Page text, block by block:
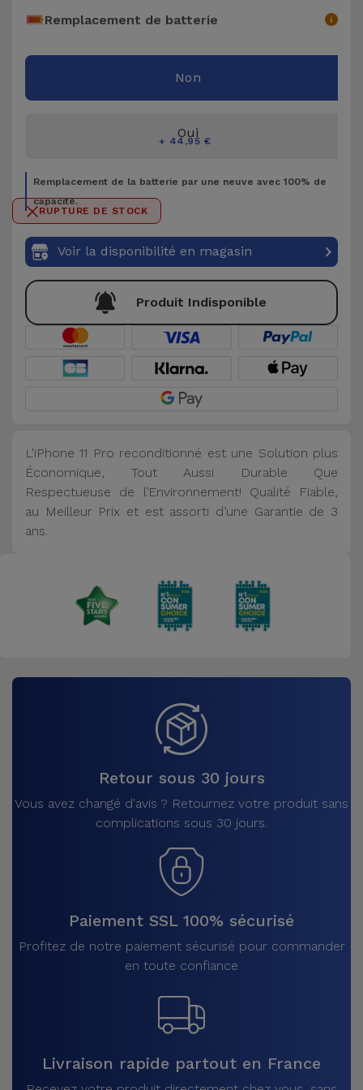
Accessoires
Mobilité,
Vélo
Accessoires
iPad et
Tablette
Kids
Remplacement de batterie
Non
Oui
+ 44,95 €
Remplacement de la batterie par une neuve avec 100% de
capacité.
RUPTURE DE STOCK
Voir la disponibilité en magasin
Produit Indisponible
L'iPhone 11 Pro reconditionné est une Solution plus
Économique, Tout Aussi Durable Que
Respectueuse de l’Environnement! Qualité Fiable,
au Meilleur Prix et est assorti d’une Garantie de 3
ans.
Retour sous 30 jours
Vous avez changé d'avis ? Retournez votre produit sans
complications sous 30 jours.
Paiement SSL 100% sécurisé
Profitez de notre paiement sécurisé pour commander
en toute confiance
Livraison rapide partout en France